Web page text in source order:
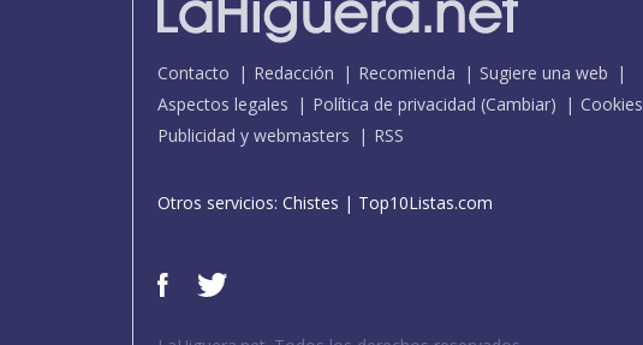
Contacto Redacción Recomienda
Sugiere una web
Aspectos legales
Política de privacidad (Cambiar)
Cookies
Publicidad y webmasters
RSS
Otros servicios: Chistes | Top10Listas.com